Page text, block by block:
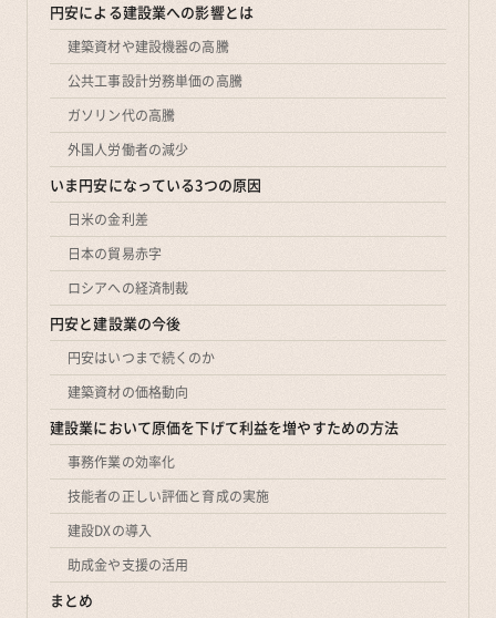
円安による建設業への影響とは
建築資材や建設機器の高騰
公共工事設計労務単価の高騰
ガソリン代の高騰
外国人労働者の減少
いま円安になっている3つの原因
日米の金利差
日本の貿易赤字
ロシアへの経済制裁
円安と建設業の今後
円安はいつまで続くのか
建築資材の価格動向
建設業において原価を下げて利益を増やすための方法
事務作業の効率化
技能者の正しい評価と育成の実施
建設DXの導入
助成金や支援の活用
まとめ